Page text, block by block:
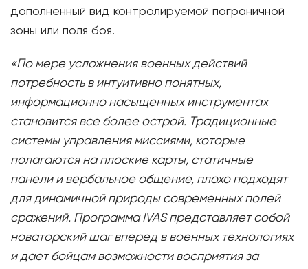
дополненный вид контролируемой пограничной
зоны или поля боя.
«По мере усложнения военных действий
потребность в интуитивно понятных,
информационно насыщенных инструментах
становится все более острой. Традиционные
системы управления миссиями, которые
полагаются на плоские карты, статичные
панели и вербальное общение, плохо подходят
для динамичной природы современных полей
сражений. Программа IVAS представляет собой
новаторский шаг вперед в военных технологиях
и дает бойцам возможности восприятия за